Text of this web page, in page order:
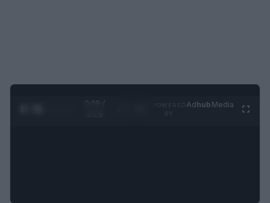
0:30 /
Adhub Media